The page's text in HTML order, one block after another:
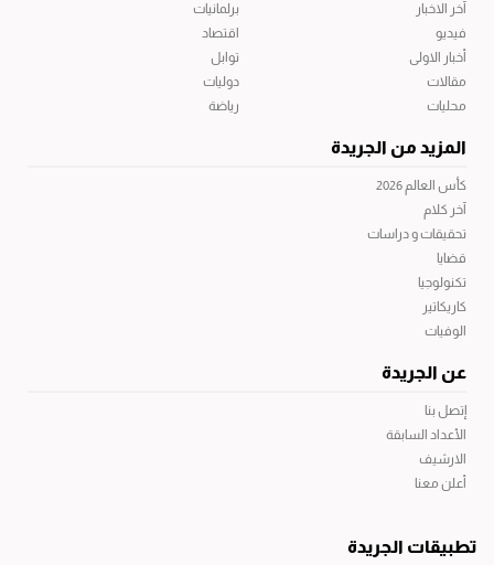
آخر الاخبار
فيديو
أخبار الاولى
مقالات
محليات
برلمانيات
اقتصاد
توابل
دوليات
رياضة
المزيد من الجريدة
كأس العالم 2026
آخر كلام
تحقيقات و دراسات
قضايا
تكنولوجيا
كاريكاتير
الوفيات
عن الجريدة
إتصل بنا
الأعداد السابقة
الارشيف
أعلن معنا
تطبيقات الجريدة